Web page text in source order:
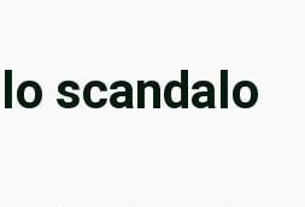
scandalo